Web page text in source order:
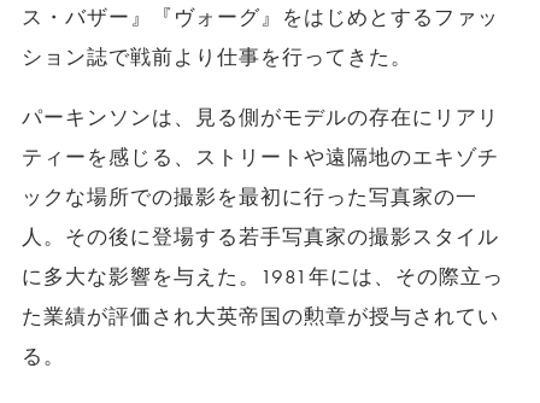
ス・バザー』『ヴォーグ』をはじめとするファッ
ション誌で戦前より仕事を行ってきた。
パーキンソンは、見る側がモデルの存在にリアリ
ティーを感じる、ストリートや遠隔地のエキゾチ
ックな場所での撮影を最初に行った写真家の一
人。その後に登場する若手写真家の撮影スタイル
に多大な影響を与えた。1981年には、その際立っ
た業績が評価され大英帝国の勲章が授与されてい
る。